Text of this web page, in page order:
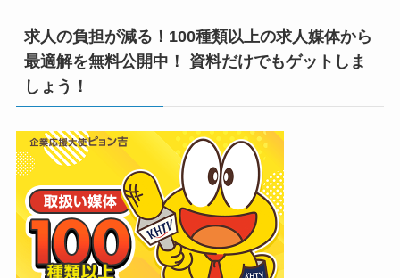
求人の負担が減る！100種類以上の求人媒体から
最適解を無料公開中！ 資料だけでもゲットしま
しょう！